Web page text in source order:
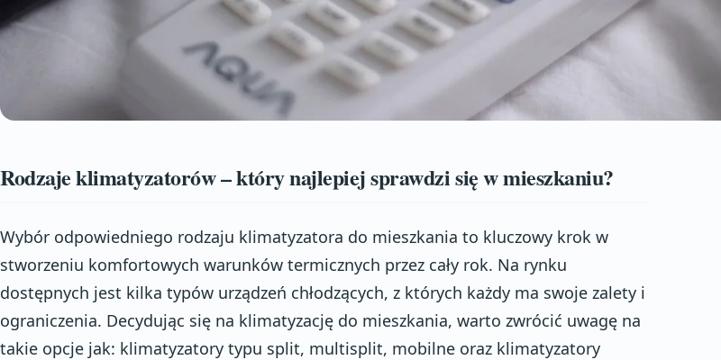
Rodzaje klimatyzatorów – który najlepiej sprawdzi się w mieszkaniu?
Wybór odpowiedniego rodzaju klimatyzatora do mieszkania to kluczowy krok w
stworzeniu komfortowych warunków termicznych przez cały rok. Na rynku
dostępnych jest kilka typów urządzeń chłodzących, z których każdy ma swoje zalety i
ograniczenia. Decydując się na klimatyzację do mieszkania, warto zwrócić uwagę na
takie opcje jak: klimatyzatory typu split, multisplit, mobilne oraz klimatyzatory